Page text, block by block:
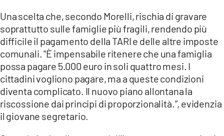
Una scelta che, secondo Morelli, rischia di gravare
soprattutto sulle famiglie più fragili, rendendo più
difficile il pagamento della TARI e delle altre imposte
comunali. "È impensabile ritenere che una famiglia
possa pagare 5.000 euro in soli quattro mesi. I
cittadini vogliono pagare, ma a queste condizioni
diventa complicato. Il nuovo piano allontana la
riscossione dai principi di proporzionalità.”, evidenzia
il giovane segretario.